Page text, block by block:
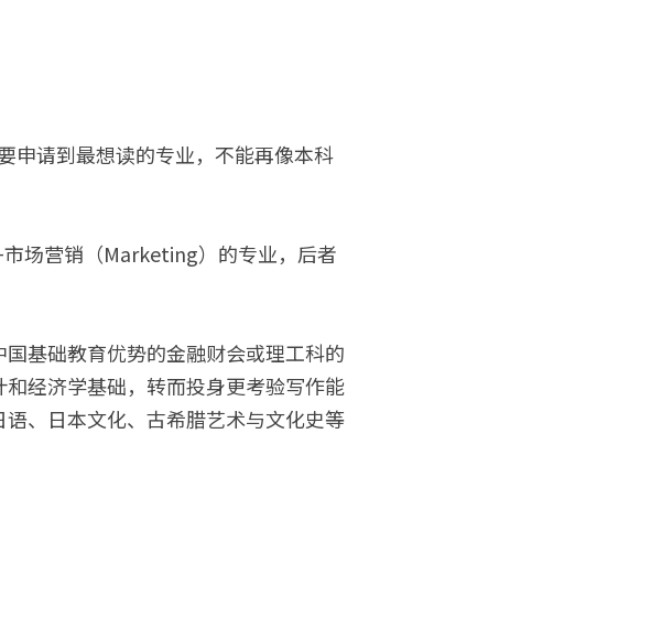
申请到最想读的专业，不能再像本科
场营销（Marketing）的专业，后者
基础教育优势的金融财会或理工科的
经济学基础，转而投身更考验写作能
、日本文化、古希腊艺术与文化史等